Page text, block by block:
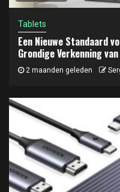
Tablets
Een Nieuwe Standaard
Grondige Verkenning
2 maanden geleden